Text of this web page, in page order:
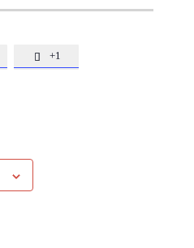
 +1